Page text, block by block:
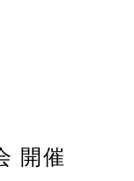
開催